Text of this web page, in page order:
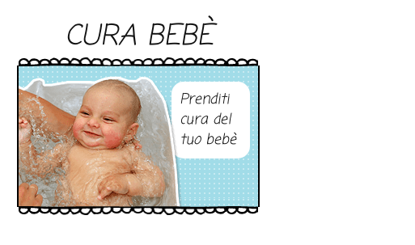
CURA BEBÈ
Prenditi
cura del
tuo bebè